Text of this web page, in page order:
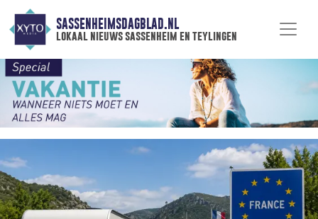
SASSENHEIMSDAGBLAD.NL
lokaal nieuws sassenheim en teylingen